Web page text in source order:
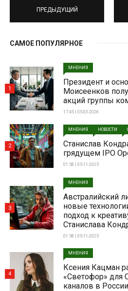
ПРЕДЫДУЩИЙ
САМОЕ ПОПУЛЯРНОЕ
МНЕНИЯ
Президент и
Моисеенков
акций группы
17:45 | 05-03-2026
1
МНЕНИЯ НОВОСТИ
Станислав
грядущем IPO
01:58 | 05-11-2025
2
МНЕНИЯ
Австралийский
новые
подход к
Станислава
01:58 | 05-11-2025
3
МНЕНИЯ
Ксения Кацман
«Светофор» для
каналов в России
4